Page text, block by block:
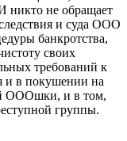
никто не обращает
и суда ООО
банкротства,
своих
требований к
и в покушении на
ОООшки, и в том,
группы.